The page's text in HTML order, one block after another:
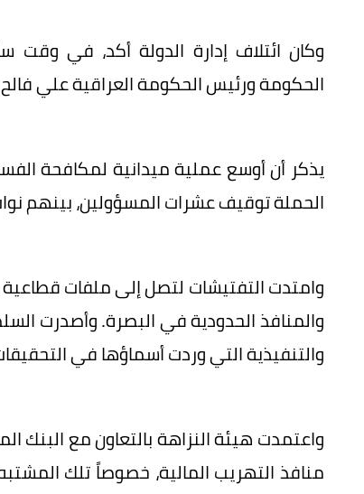
وكان ائتلاف إدارة الدولة أكد، في
الحكومة ورئيس الحكومة العراقية علي
الحملة توقيف عشرات المسؤولين، بينهم
وامتدت التفتيشات لتصل إلى ملفات
والمنافذ الحدودية في البصرة. وأصدرت
والتنفيذية التي وردت أسماؤها في
واعتمدت هيئة النزاهة بالتعاون مع البنك
منافذ التهريب المالية، خصوصاً تلك